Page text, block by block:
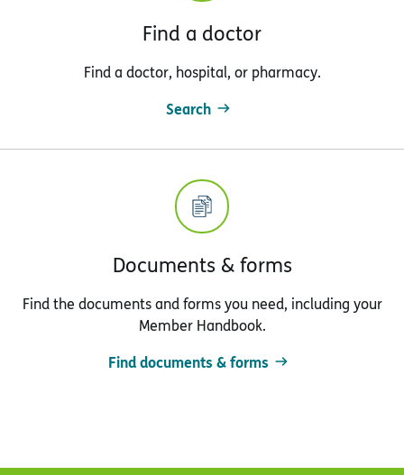
Find a doctor
Find a doctor, hospital, or pharmacy.
Search
Documents & forms
Find the documents and forms you need, including your
Member Handbook.
Find documents & forms